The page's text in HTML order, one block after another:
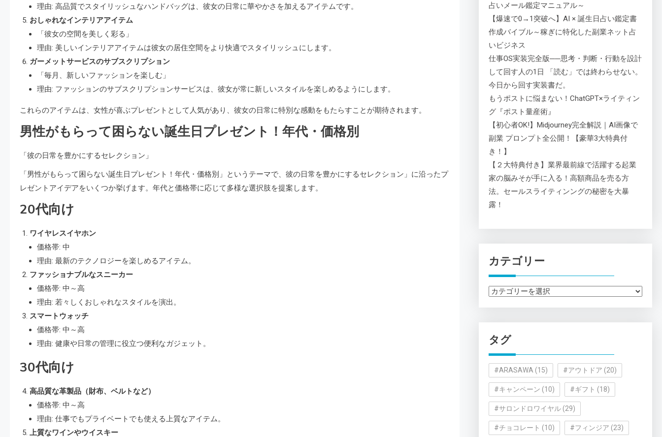
理由: 高品質でスタイリッシュなハンドバッグは、彼女の日常に華やかさを加えるアイテムです。
おしゃれなインテリアアイテム
「彼女の空間を美しく彩る」
理由: 美しいインテリアアイテムは彼女の居住空間をより快適でスタイリッシュにします。
ガーメットサービスのサブスクリプション
「毎月、新しいファッションを楽しむ」
理由: ファッションのサブスクリプションサービスは、彼女が常に新しいスタイルを楽しめるようにします。
これらのアイテムは、女性が喜ぶプレゼントとして人気があり、彼女の日常に特別な感動をもたらすことが期待されます。
男性がもらって困らない誕生日プレゼント！年代・価格別
「彼の日常を豊かにするセレクション」
「男性がもらって困らない誕生日プレゼント！年代・価格別」というテーマで、彼の日常を豊かにするセレクション」に沿ったプ
レゼントアイデアをいくつか挙げます。年代と価格帯に応じて多様な選択肢を提案します。
20代向け
ワイヤレスイヤホン
価格帯: 中
理由: 最新のテクノロジーを楽しめるアイテム。
ファッショナブルなスニーカー
価格帯: 中～高
理由: 若々しくおしゃれなスタイルを演出。
スマートウォッチ
価格帯: 中～高
理由: 健康や日常の管理に役立つ便利なガジェット。
30代向け
高品質な革製品（財布、ベルトなど）
価格帯: 中～高
理由: 仕事でもプライベートでも使える上質なアイテム。
上質なワインやウイスキー
占いメール鑑定マニュアル～
【爆速で0→1突破へ】AI × 誕生日占い鑑定書
作成バイブル～稼ぎに特化した副業ネット占
いビジネス
仕事OS実装完全版──思考・判断・行動を設計
して回す人の1日 「読む」では終わらせない。
今日から回す実装書だ。
もうポストに悩まない！ChatGPT×ライティン
グ『ポスト量産術』
【初心者OK!】Midjourney完全解説｜AI画像で
副業 プロンプト全公開！【豪華3大特典付
き！】
【２大特典付き】業界最前線で活躍する起業
家の脳みそが手に入る！高額商品を売る方
法。セールスライティンングの秘密を大暴
露！
カテゴリー
カ
ー
タグ
#ARASAWA (15) #アウトドア (20)
#キャンペーン (10) #ギフト (18)
#サロンドロワイヤル(29)
#チョコレート (10) #フィンジア (23)